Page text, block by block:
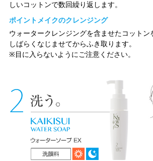
しいコットンで数回繰り返します。
ポイントメイクのクレンジング
ウォータークレンジングを含ませたコットン
しばらくなじませてからふき取ります。
※目に入らないようにご注意ください。